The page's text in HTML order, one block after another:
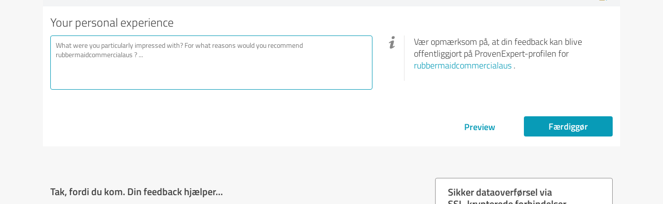
Your personal experience
Vær opmærksom på, at din feedback kan blive
offentliggjort på ProvenExpert-profilen for
rubbermaidcommercialaus.
Preview Færdiggør
Tak, fordi du kom. Din feedback hjælper...
Sikker dataoverførsel via